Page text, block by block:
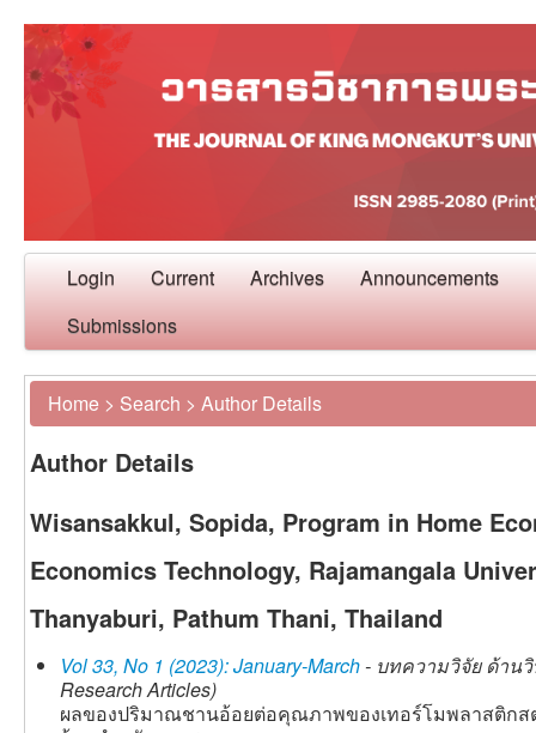
Login Current Archives Announcements
Submissions
Home > Search > Author Details
Author Details
Wisansakkul, Sopida, Program in Home
Economics Technology, Rajamangala
Thanyaburi, Pathum Thani, Thailand
Vol 33, No 1 (2023): January-March- บทความวิจัย ด้าน
Research Articles)
ผลของปริมาณชานอ้อยต่อคุณภาพของเทอร์โมพลาสติกส